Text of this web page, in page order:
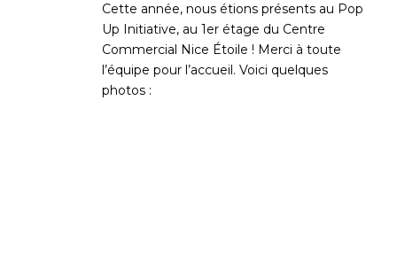
Cette année, nous étions présents au Pop
Up Initiative, au 1er étage du Centre
Commercial Nice Étoile ! Merci à toute
l’équipe pour l’accueil. Voici quelques
photos :